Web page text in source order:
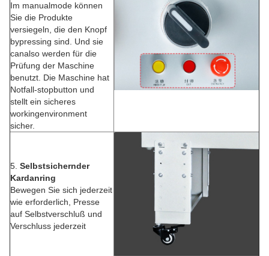
Im manualmode können
Sie die Produkte
versiegeln, die den Knopf
bypressing sind. Und sie
canalso werden für die
Prüfung der Maschine
benutzt. Die Maschine hat
Notfall-stopbutton und
stellt ein sicheres
workingenvironment
sicher.
5. Selbstsichernder
Kardanring
Bewegen Sie sich jederzeit
wie erforderlich, Presse
auf Selbstverschluß und
Verschluss jederzeit